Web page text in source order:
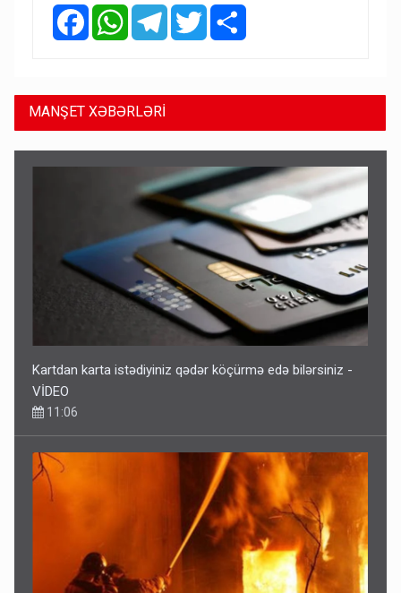
FacebookWhatsAppTelegramTwitter
MANŞET XƏBƏRLƏRİ
Kartdan karta istədiyiniz qədər köçürmə edə bilərsiniz -
VİDEO
11:06